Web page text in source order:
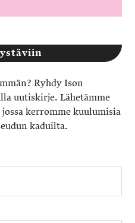
Ryhdy Ison
uutiskirje. Lähetämme
kerromme kuulumisia
kaduilta.